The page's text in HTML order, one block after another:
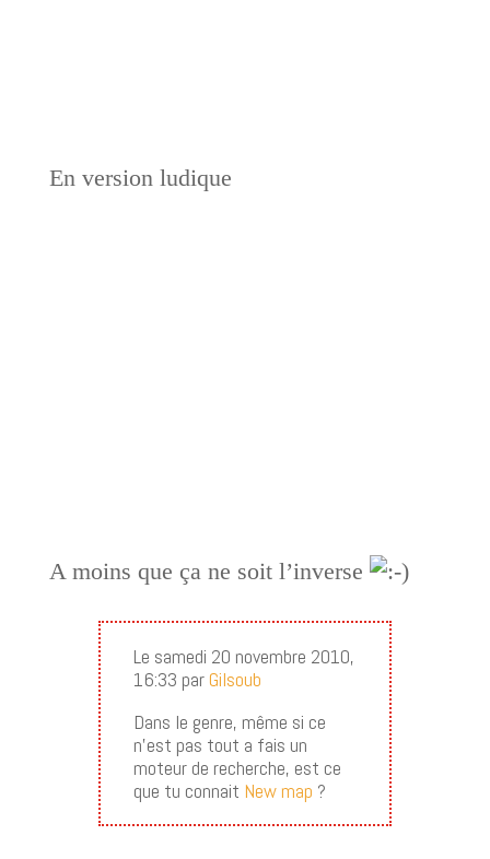
En version ludique
A moins que ça ne soit l’inverse
Le samedi 20 novembre 2010,
16:33 parGilsoub
Dans le genre, même si ce
n’est pas tout a fais un
moteur de recherche, est ce
que tu connait New map ?